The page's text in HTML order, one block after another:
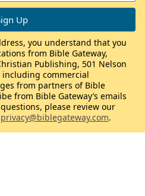
you understand that you
from Bible Gateway,
Publishing, 501 Nelson
including commercial
from partners of Bible
from Bible Gateway’s emails
please review our
privacy@biblegateway.com.